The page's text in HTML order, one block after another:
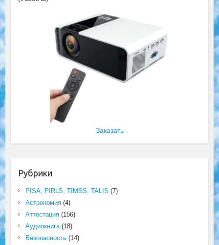
Заказать
Рубрики
PISA, PIRLS, TIMSS, TALIS (7)
Астрономия(4)
Аттестация(156)
Аудиокнига(18)
Безопасность(14)